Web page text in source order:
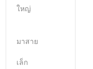
ใหญ่
มาสาย
เล็ก